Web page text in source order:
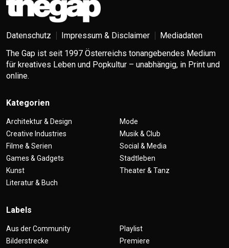
Datenschutz Impressum & Disclaimer
Mediadaten
The Gap ist seit 1997 Österreichs tonangebendes Medium
für kreatives Leben und Popkultur – unabhängig, in Print und
online.
Kategorien
Architektur & Design
Creative Industries
Filme & Serien
Games & Gadgets
Kunst
Literatur & Buch
Mode
Musik & Club
Social & Media
Stadtleben
Theater & Tanz
Labels
Aus der Community
Bilderstrecke
Playlist
Premiere